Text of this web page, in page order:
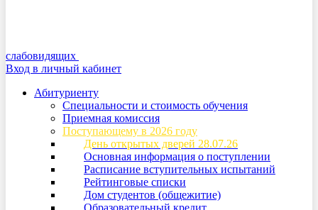
слабовидящих
Вход в личный кабинет
Абитуриенту
Специальности и стоимость обучения
Приемная комиссия
Поступающему в 2026 году
День открытых дверей 28.07.26
Основная информация о поступлении
Расписание вступительных испытаний
Рейтинговые списки
Дом студентов (общежитие)
Образовательный кредит